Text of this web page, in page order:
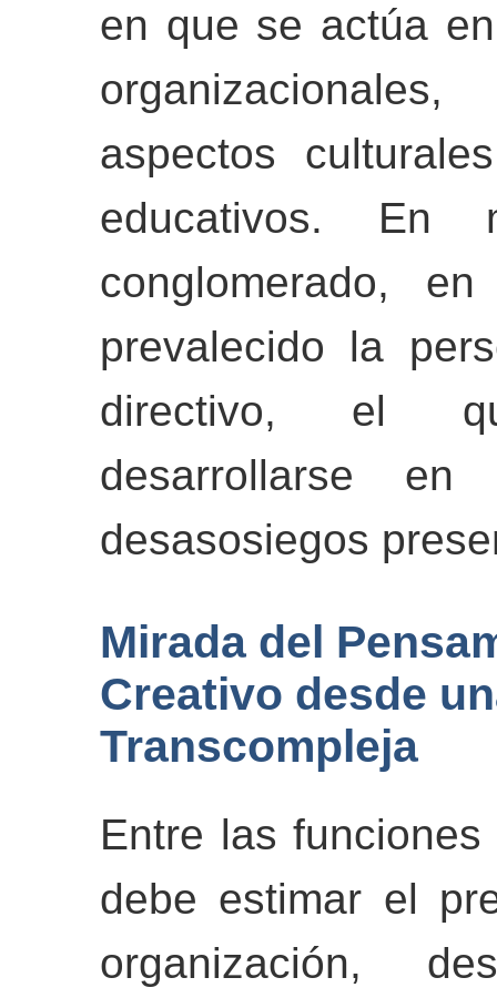
en que se actúa
aspectos
educativos.
conglomerado,
prevalecido la
directivo, el
desarrollarse
desasosiegos
Mirada del
Creativo desde
Transcompleja
Entre las
debe estimar el
organización,